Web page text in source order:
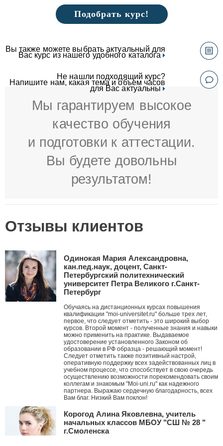
Подобрать курс!
Вы также можете выбрать актуальный для
Вас курс из нашего удобного каталога
Не нашли подходящий курс?
Напишите нам, какая тема и объем часов
для Вас актуальны
Мы гарантируем высокое
качество обучения
и подготовки к аттестации.
Вы будете довольны
результатом!
Отзывы клиентов
Одинокая Мария Александровна,
кан.пед.наук, доцент, Санкт-
Петербургский политехнический
университет Петра Великого г.Санкт-
Петербург
Обучаясь на дистанционных курсах повышения
квалификации "moi-universitet.ru" больше трех лет,
первое, что следует отметить - это широкий выбор
курсов. Второй момент - полученные знания и навыки
можно применить на практике. Выдаваемое
удостоверение установленного Законом об
образовании в РФ образца - решающий момент!
Следует отметить также позитивный настрой,
оперативную поддержку всех задействованных лиц в
учебном процессе, что способствует в свою очередь
осуществлению возможности порекомендовать своим
коллегам и знакомым "Moi-uni.ru" как надежного
партнера. Выражаю сердечную благодарность, всех
Вам благ. Низкий Вам поклон!
Корогод Алина Яковлевна, учитель
начальных классов МБОУ "СШ № 28 "
г.Смоленска